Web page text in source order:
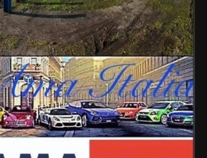
CON IL CUORE E TANTA
consegnate con tagliando
con una cura maniacale nella
giorno il suo accento peculiare:
vivere un’esperienza unica e di